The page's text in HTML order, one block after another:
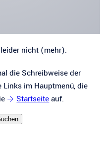
nicht (mehr).
die Schreibweise der
Links im Hauptmenü, die
Startseiteauf.